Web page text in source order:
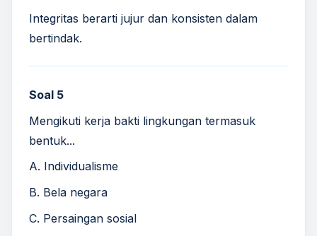
Integritas berarti jujur dan konsisten dalam
bertindak.
Soal 5
Mengikuti kerja bakti lingkungan termasuk
bentuk...
A. Individualisme
B. Bela negara
C. Persaingan sosial